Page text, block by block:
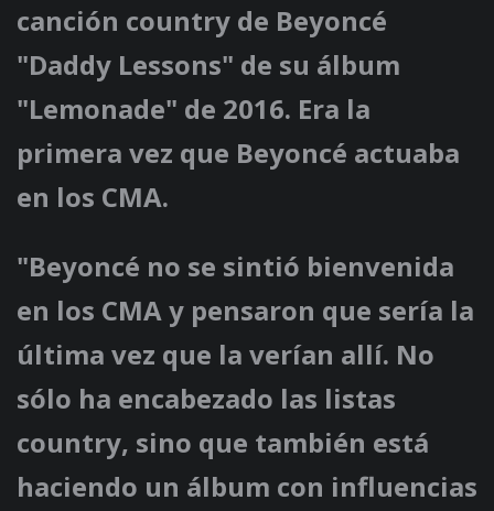
canción country de Beyoncé
"Daddy Lessons" de su álbum
"Lemonade" de 2016. Era la
primera vez que Beyoncé actuaba
en los CMA.
"Beyoncé no se sintió bienvenida
en los CMA y pensaron que sería la
última vez que la verían allí. No
sólo ha encabezado las listas
country, sino que también está
haciendo un álbum con influencias